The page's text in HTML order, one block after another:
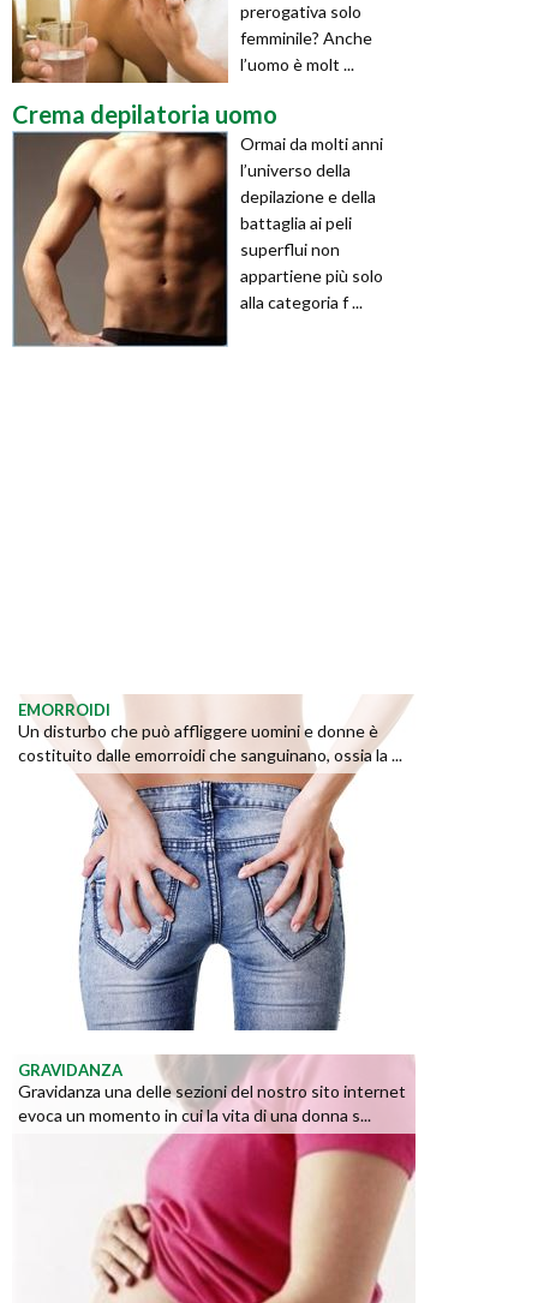
prerogativa solo
femminile? Anche
l’uomo è molt ...
Crema depilatoria uomo
Ormai da molti anni
l’universo della
depilazione e della
battaglia ai peli
superflui non
appartiene più solo
alla categoria f ...
EMORROIDI
Un disturbo che può affliggere uomini e donne è
costituito dalle emorroidi che sanguinano, ossia la ...
GRAVIDANZA
Gravidanza una delle sezioni del nostro sito internet
evoca un momento in cui la vita di una donna s...